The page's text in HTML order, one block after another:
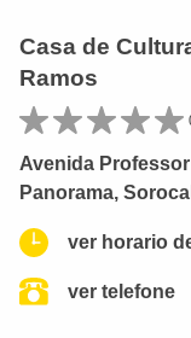
Casa de
Ramos
Avenida
Panorama,
ver horario
ver telefone